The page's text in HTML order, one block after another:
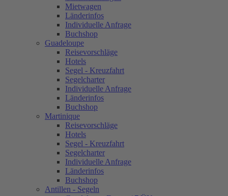
Mietwagen
Länderinfos
Individuelle Anfrage
Buchshop
Guadeloupe
Reisevorschläge
Hotels
Segel - Kreuzfahrt
Segelcharter
Individuelle Anfrage
Länderinfos
Buchshop
Martinique
Reisevorschläge
Hotels
Segel - Kreuzfahrt
Segelcharter
Individuelle Anfrage
Länderinfos
Buchshop
Antillen - Segeln